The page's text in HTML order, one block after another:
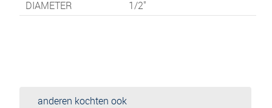
DIAMETER
1/2"
anderen kochten ook